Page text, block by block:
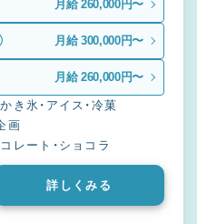
月給 260,000円〜
月給 300,000円〜
月給 260,000円〜
き氷・アイス・冷菓
画
レート・ショコラ
詳しくみる